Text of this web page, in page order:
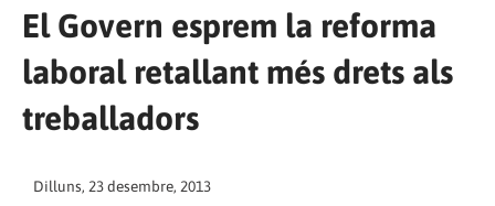
El Govern esprem la reforma
laboral retallant més drets als
treballadors
Dilluns, 23 desembre, 2013